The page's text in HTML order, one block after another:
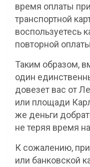
время оплаты
транспортной
воспользуетесь
повторной
Таким образом,
один
довезет вас от
или площади
же деньги
не теряя время
К сожалению,
или банковской